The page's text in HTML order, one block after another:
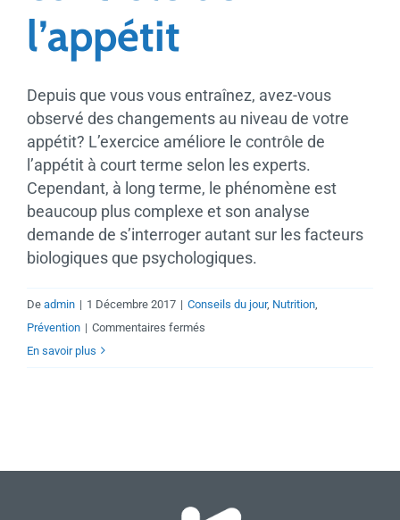
l’appétit
Depuis que vous vous entraînez, avez-vous
observé des changements au niveau de votre
appétit? L’exercice améliore le contrôle de
l’appétit à court terme selon les experts.
Cependant, à long terme, le phénomène est
beaucoup plus complexe et son analyse
demande de s’interroger autant sur les facteurs
biologiques que psychologiques.
De admin | 1 Décembre 2017 | Conseils du jour, Nutrition
Prévention | Commentaires fermés
de
En savoir plus